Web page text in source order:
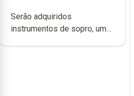
Serão adquiridos
instrumentos de sopro, uma